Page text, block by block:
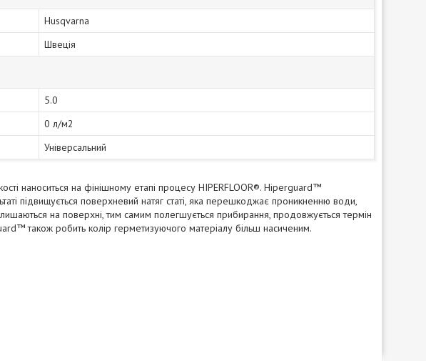
Husqvarna
Швеція
5.0
0 л/м2
Універсальний
наноситься на фінішному етапі процесу HIPERFLOOR®. Hiperguard™
підвищується поверхневий натяг статі, яка перешкоджає проникненню води,
на поверхні, тим самим полегшується прибирання, продовжується термін
™також робить колір герметизуючого матеріалу більш насиченим.